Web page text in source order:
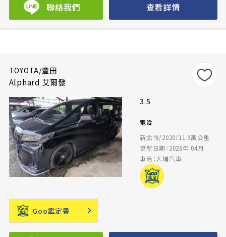
聯絡我們 查看詳情
TOYOTA/豐田
Alphard 艾爾發
3.5
電洽
新北市/2020/11.9萬公里
更新日期：2026年 04月
車商：大埔汽車
Goo鑑定書